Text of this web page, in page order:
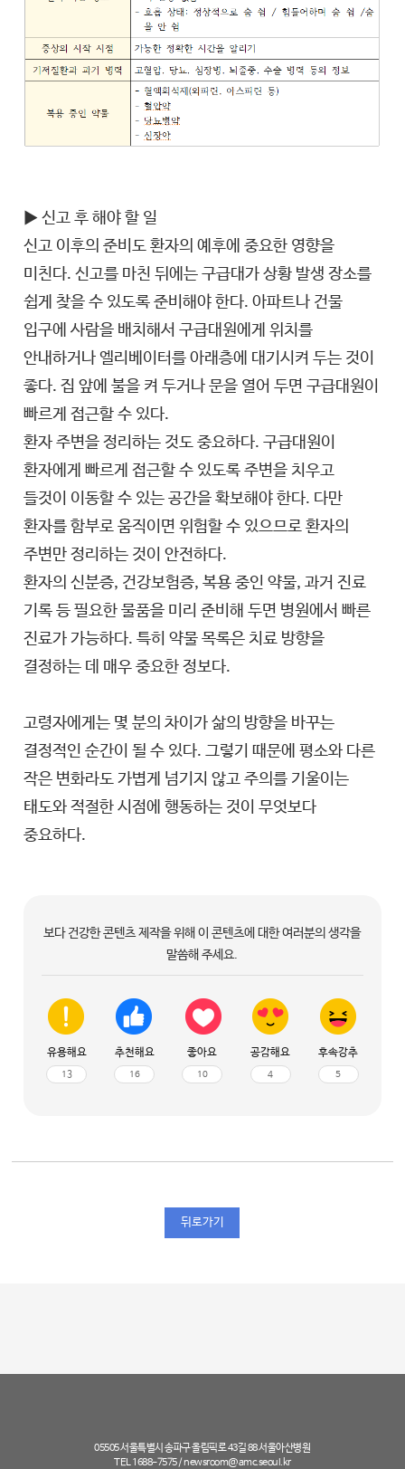
▶ 신고 후 해야 할 일
신고 이후의 준비도 환자의 예후에 중요한 영향을
미친다. 신고를 마친 뒤에는 구급대가 상황 발생 장소를
쉽게 찾을 수 있도록 준비해야 한다. 아파트나 건물
입구에 사람을 배치해서 구급대원에게 위치를
안내하거나 엘리베이터를 아래층에 대기시켜 두는 것이
좋다. 집 앞에 불을 켜 두거나 문을 열어 두면 구급대원이
빠르게 접근할 수 있다.
환자 주변을 정리하는 것도 중요하다. 구급대원이
환자에게 빠르게 접근할 수 있도록 주변을 치우고
들것이 이동할 수 있는 공간을 확보해야 한다. 다만
환자를 함부로 움직이면 위험할 수 있으므로 환자의
주변만 정리하는 것이 안전하다.
환자의 신분증, 건강보험증, 복용 중인 약물, 과거 진료
기록 등 필요한 물품을 미리 준비해 두면 병원에서 빠른
진료가 가능하다. 특히 약물 목록은 치료 방향을
결정하는 데 매우 중요한 정보다.
고령자에게는 몇 분의 차이가 삶의 방향을 바꾸는
결정적인 순간이 될 수 있다. 그렇기 때문에 평소와 다른
작은 변화라도 가볍게 넘기지 않고 주의를 기울이는
태도와 적절한 시점에 행동하는 것이 무엇보다
중요하다.
보다 건강한 콘텐츠 제작을 위해 이 콘텐츠에 대한 여러분의 생각을
말씀해 주세요.
유용해요
13
추천해요
16
좋아요
10
공감해요
4
후속강추
5
뒤로가기
05505 서울특별시 송파구 올림픽로 43길 88 서울아산병원
TEL 1688-7575 /newsroom@amc.seoul.kr